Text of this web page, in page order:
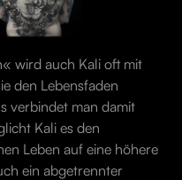
wird auch Kali oft mit
den Lebensfaden
verbindet man damit
Kali es den
Leben auf eine höhere
ein abgetrennter